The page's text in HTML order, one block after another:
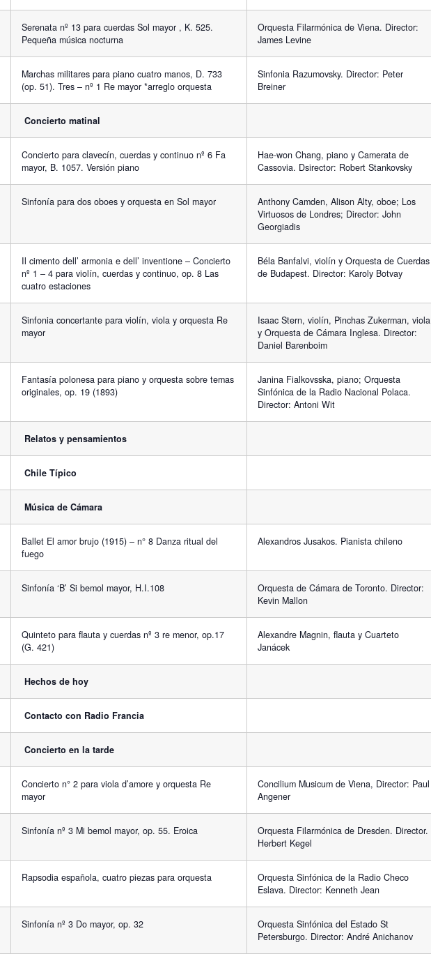
Serenata nº 13 para cuerdas Sol mayor , K. 525.
Pequeña música nocturna
Orquesta Filarmónica de Viena. Director:
James Levine
Marchas militares para piano cuatro manos, D. 733
(op. 51). Tres – nº 1 Re mayor *arreglo orquesta
Sinfonia Razumovsky. Director: Peter
Breiner
Concierto matinal
Concierto para clavecín, cuerdas y continuo nº 6 Fa
mayor, B. 1057. Versión piano
Hae-won Chang, piano y Camerata de
Cassovia. Dsirector: Robert Stankovsky
Sinfonía para dos oboes y orquesta en Sol mayor
Anthony Camden, Alison Alty, oboe; Los
Virtuosos de Londres; Director: John
Georgiadis
Il cimento dell’ armonia e dell’ inventione – Concierto
nº 1 – 4 para violín, cuerdas y continuo, op. 8 Las
cuatro estaciones
Béla Banfalvi, violín y Orquesta de Cuerdas
de Budapest. Director: Karoly Botvay
Sinfonia concertante para violín, viola y orquesta Re
mayor
Isaac Stern, violín, Pinchas Zukerman, viola
y Orquesta de Cámara Inglesa. Director:
Daniel Barenboim
Fantasía polonesa para piano y orquesta sobre temas
originales, op. 19 (1893)
Janina Fialkovsska, piano; Orquesta
Sinfónica de la Radio Nacional Polaca.
Director: Antoni Wit
Relatos y pensamientos
Chile Típico
Música de Cámara
Ballet El amor brujo (1915) – n° 8 Danza ritual del
fuego
Alexandros Jusakos. Pianista chileno
Sinfonía ‘B’ Si bemol mayor, H.I.108
Orquesta de Cámara de Toronto. Director:
Kevin Mallon
Quinteto para flauta y cuerdas nº 3 re menor, op.17
(G. 421)
Alexandre Magnin, flauta y Cuarteto
Janácek
Hechos de hoy
Contacto con Radio Francia
Concierto en la tarde
Concierto n° 2 para viola d’amore y orquesta Re
mayor
Concilium Musicum de Viena, Director: Paul
Angener
Sinfonía nº 3 Mi bemol mayor, op. 55. Eroica
Orquesta Filarmónica de Dresden. Director.
Herbert Kegel
Rapsodia española, cuatro piezas para orquesta
Orquesta Sinfónica de la Radio Checo
Eslava. Director: Kenneth Jean
Sinfonía nº 3 Do mayor, op. 32
Orquesta Sinfónica del Estado St
Petersburgo. Director: André Anichanov